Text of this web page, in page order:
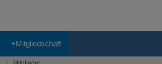
+Mitgliedschaft